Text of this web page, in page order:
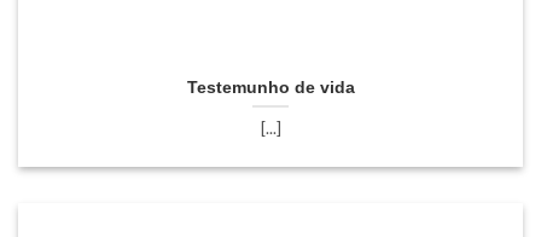
Testemunho de vida
[...]